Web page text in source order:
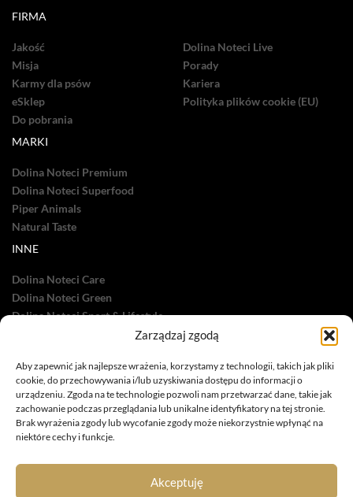
Zarządzaj zgodą
Aby zapewnić jak najlepsze wrażenia, korzystamy z technologii, takich jak pliki
cookie, do przechowywania i/lub uzyskiwania dostępu do informacji o
urządzeniu. Zgoda na te technologie pozwoli nam przetwarzać dane, takie jak
zachowanie podczas przeglądania lub unikalne identyfikatory na tej stronie.
Brak wyrażenia zgody lub wycofanie zgody może niekorzystnie wpłynąć na
niektóre cechy i funkcje.
Akceptuję
FIRMA
Jakość
Misja
Karmy dla psów
eSklep
Do pobrania
Dolina Noteci Live
Porady
Kariera
Polityka plików cookie (EU)
MARKI
Dolina Noteci Premium
Dolina Noteci Superfood
Piper Animals
Natural Taste
INNE
Dolina Noteci Care
Dolina Noteci Green
Dolina Noteci Sport & Lifestyle
marketing@dolina-noteci.pl